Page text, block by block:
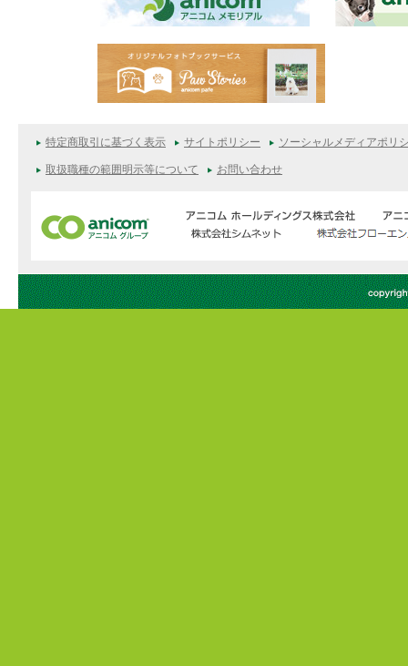
特定商取引に基づく表示 サイトポリシー ソーシャルメディアポリ
取扱職種の範囲明示等について お問い合わせ